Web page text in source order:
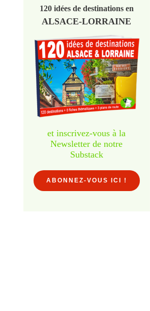
120 idées de destinations en
ALSACE-LORRAINE
et inscrivez-vous à la
Newsletter de notre
Substack
ABONNEZ-VOUS ICI !